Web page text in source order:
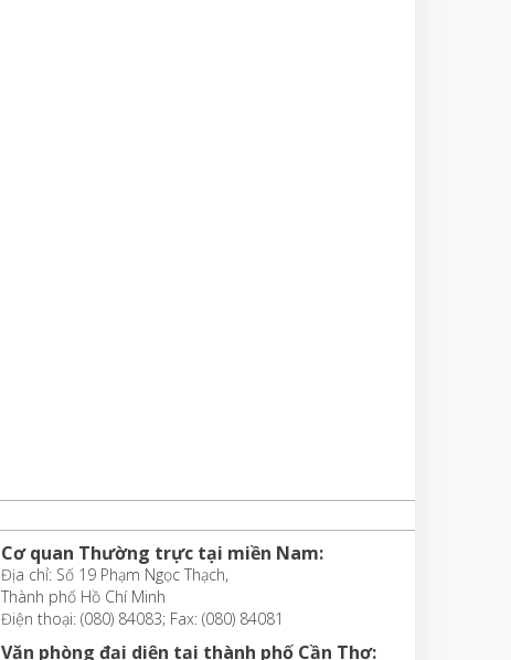
Cơ quan Thường trực tại miền Nam:
Địa chỉ: Số 19 Phạm Ngọc Thạch,
Thành phố Hồ Chí Minh
Điện thoại: (080) 84083; Fax: (080) 84081
Văn phòng đại diện tại thành phố Cần Thơ: